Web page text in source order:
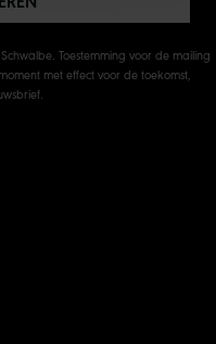
Toestemming voor de mailing
met effect voor de toekomst,